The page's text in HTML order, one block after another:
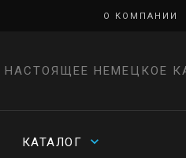
О КОМПАНИИ
НАСТОЯЩЕЕ НЕМЕЦКОЕ
КАТАЛОГ